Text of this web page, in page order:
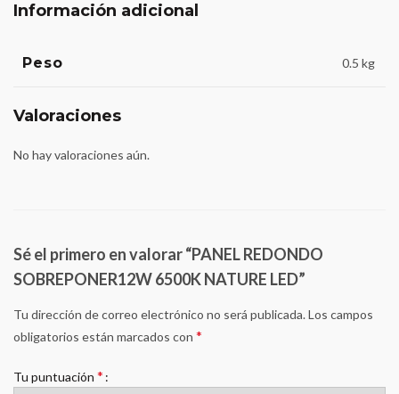
Información adicional
Peso 0.5 kg
Valoraciones
No hay valoraciones aún.
Sé el primero en valorar “PANEL REDONDO
SOBREPONER12W 6500K NATURE LED”
Tu dirección de correo electrónico no será publicada.Los campos
obligatorios están marcados con *
Tu puntuación *